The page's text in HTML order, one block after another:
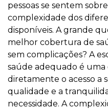
pessoas se sentem
complexidade dos
disponíveis. A grande
melhor cobertura de
sem complicações? A
saúde adequado é
diretamente o acesso a
qualidade e a
necessidade. A